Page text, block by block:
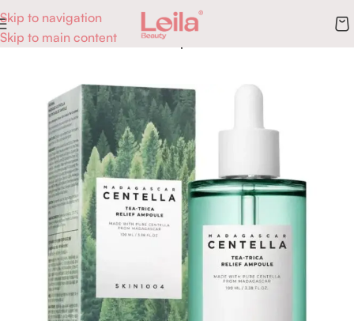
Skip to navigation
Skip to main content
Accueil Skincare Sérums & Ampoules